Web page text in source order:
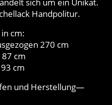
Handpolitur.
cm:
270 cm
cm
cm
und Herstellung—